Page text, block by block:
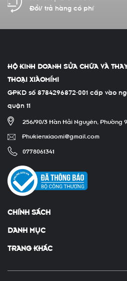
Hàng chính hãng 100%
HỘ KINH DOANH SỬA CHỮA VÀ
THOẠI XIÀOMÍMI
GPKD số 8784296872-001 cấp vào
quận 11
256/90/3 Hàn Hải Nguyên, Phường
Phukienxiaomi@gmail.com
0778061341
CHÍNH SÁCH
DANH MỤC
TRANG KHÁC